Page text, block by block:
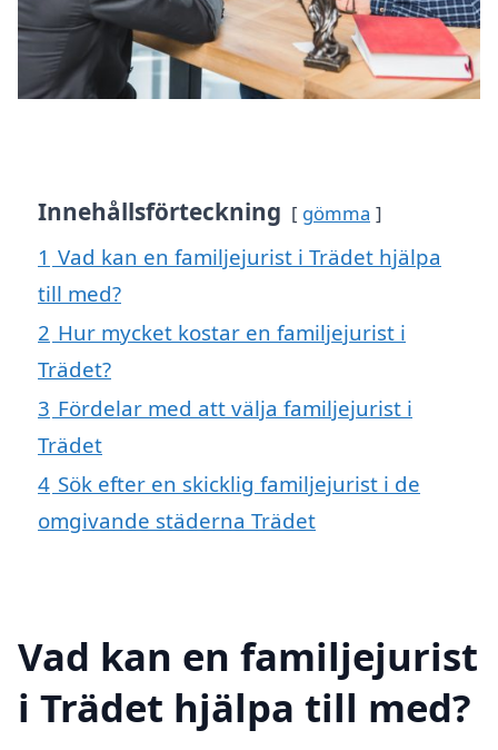
Innehållsförteckning gömma
1 Vad kan en familjejurist i Trädet hjälpa
till med?
2 Hur mycket kostar en familjejurist i
Trädet?
3 Fördelar med att välja familjejurist i
Trädet
4 Sök efter en skicklig familjejurist i de
omgivande städerna Trädet
Vad kan en familjejurist
i Trädet hjälpa till med?